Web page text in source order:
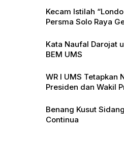
Kecam Istilah
Persma Solo Raya
Kata Naufal Darojat
BEM UMS
WR I UMS Tetapkan
Presiden dan Wakil
Benang Kusut
Continua